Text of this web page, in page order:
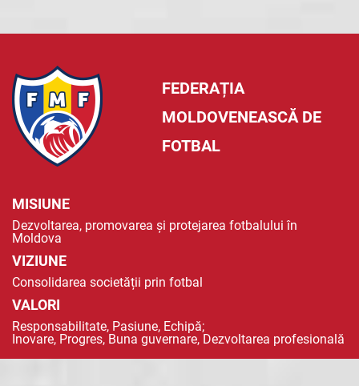
FEDERAȚIA
MOLDOVENEASCĂ DE
FOTBAL
MISIUNE
Dezvoltarea, promovarea și protejarea fotbalului în
Moldova
VIZIUNE
Consolidarea societății prin fotbal
VALORI
Responsabilitate, Pasiune, Echipă;
Inovare, Progres, Buna guvernare, Dezvoltarea profesională